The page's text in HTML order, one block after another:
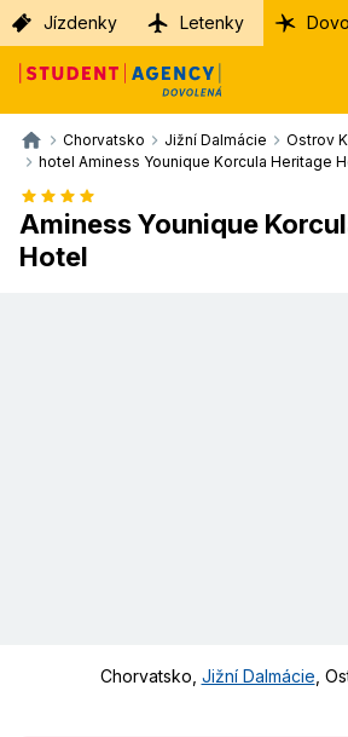
Jízdenky Letenky
Chorvatsko Jižní Dalmácie
Ostrov
hotel Aminess Younique Korcula Heritage
Aminess Younique
Hotel
Chorvatsko Jižní Dalmácie